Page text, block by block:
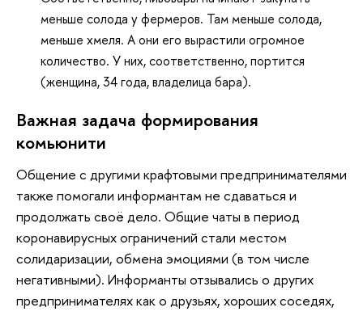
меньше солода у фермеров. Там меньше солода,
меньше хмеля. А они его вырастили огромное
количество. У них, соответственно, портится
(женщина, 34 года, владелица бара).
Важная задача формирования
комьюнити
Общение с другими крафтовыми предпринимателями
также помогали информантам не сдаваться и
продолжать своё дело. Общие чаты в период
коронавирусных ограничений стали местом
солидаризации, обмена эмоциями (в том числе
негативными). Информанты отзывались о других
предпринимателях как о друзьях, хороших соседях,